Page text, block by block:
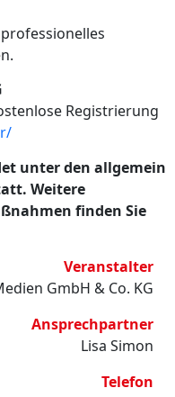
Registrierung
unter den allgemein
Weitere
finden Sie
Veranstalter
GmbH & Co. KG
Ansprechpartner
Lisa Simon
Telefon